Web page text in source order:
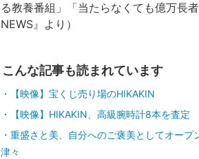
る教養番組」「当たらなくても億万長
NEWS』より）
こんな記事も読まれています
【映像】宝くじ売り場のHIKAKIN
【映像】HIKAKIN、高級腕時計8本を査定
重盛さと美、自分へのご褒美としてオー
津々